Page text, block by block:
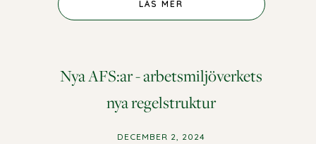
LÄS MER
Nya AFS:ar - arbetsmiljöverkets
nya regelstruktur
DECEMBER 2, 2024